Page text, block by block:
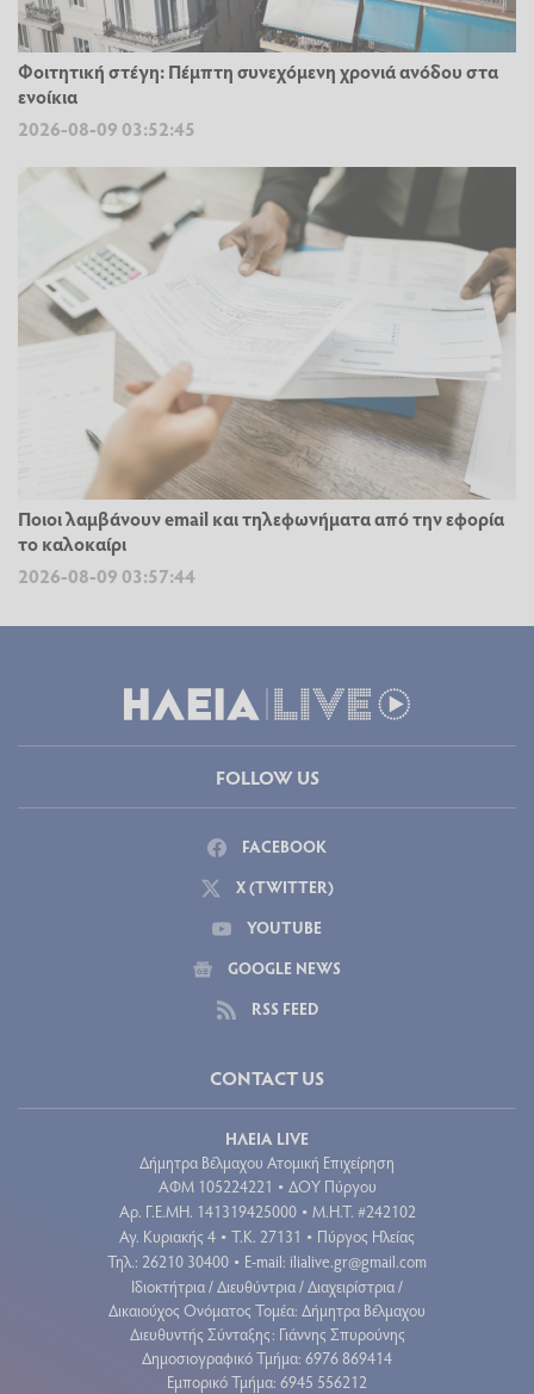
Φοιτητική στέγη: Πέμπτη συνεχόμενη χρονιά ανόδου στα
ενοίκια
2026-08-09 03:52:45
Ποιοι λαμβάνουν email και τηλεφωνήματα από την εφορία
το καλοκαίρι
2026-08-09 03:57:44
FOLLOW US
FACEBOOK
X (TWITTER)
YOUTUBE
GOOGLE NEWS
RSS FEED
CONTACT US
ΗΛΕΙΑ LIVE
Δήμητρα Βέλμαχου Ατομική Επιχείρηση
ΑΦΜ 105224221 • ΔΟΥ Πύργου
Aρ. Γ.Ε.ΜΗ. 141319425000 • Μ.Η.Τ. #242102
Αγ. Κυριακής 4 • Τ.Κ. 27131 • Πύργος Ηλείας
Τηλ.: 26210 30400 • E-mail: ilialive.gr@gmail.com
Ιδιοκτήτρια / Διευθύντρια / Διαχειρίστρια /
Δικαιούχος Ονόματος Τομέα: Δήμητρα Βέλμαχου
Διευθυντής Σύνταξης: Γιάννης Σπυρούνης
Δημοσιογραφικό Τμήμα: 6976 869414
Εμπορικό Τμήμα: 6945 556212